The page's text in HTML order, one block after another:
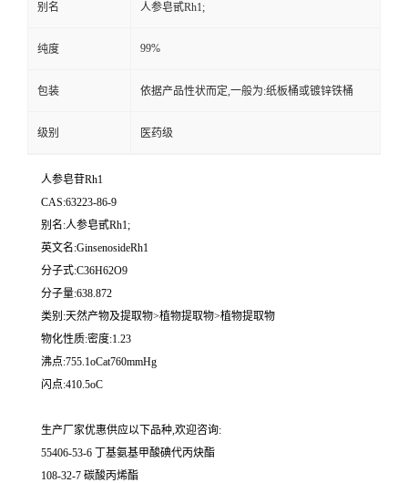
别名 人参皂甙Rh1;
纯度 99%
包装 依据产品性状而定,一般为:纸板桶或镀锌铁桶
级别 医药级
人参皂苷Rh1
CAS:63223-86-9
别名:人参皂甙Rh1;
英文名:GinsenosideRh1
分子式:C36H62O9
分子量:638.872
类别:天然产物及提取物>植物提取物>植物提取物
物化性质:密度:1.23
沸点:755.1oCat760mmHg
闪点:410.5oC
生产厂家优惠供应以下品种,欢迎咨询:
55406-53-6 丁基氨基甲酸碘代丙炔酯
108-32-7 碳酸丙烯酯